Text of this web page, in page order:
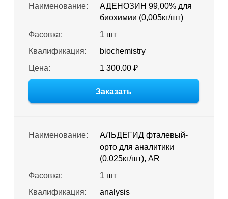
Наименование:
АДЕНОЗИН 99,00% для
биохимии (0,005кг/шт)
Фасовка:
1 шт
Квалификация:
biochemistry
Цена:
1 300.00 ₽
Заказать
Наименование:
АЛЬДЕГИД фталевый-
орто для аналитики
(0,025кг/шт), AR
Фасовка:
1 шт
Квалификация:
analysis